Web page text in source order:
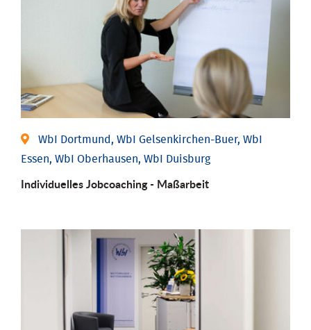
WbI Dortmund, WbI Gelsenkirchen-Buer, WbI
Essen, WbI Oberhausen, WbI Duisburg
Individu­elles Job­coaching - Maßarbeit